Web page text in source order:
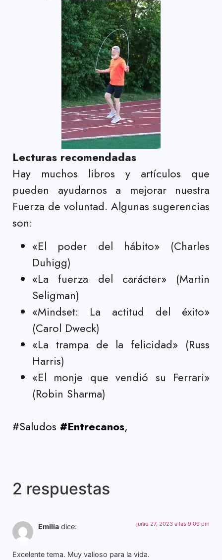
Lecturas recomendadas
Hay muchos libros y artículos que
pueden ayudarnos a mejorar nuestra
Fuerza de voluntad. Algunas sugerencias
son:
«El poder del hábito» (Charles
Duhigg)
«La fuerza del carácter» (Martin
Seligman)
«Mindset: La actitud del éxito»
(Carol Dweck)
«La trampa de la felicidad» (Russ
Harris)
«El monje que vendió su Ferrari»
(Robin Sharma)
#Saludos #Entrecanos,
2 respuestas
Emilia dice: junio 27, 2023 a las 9:09 pm
Excelente tema. Muy valioso para la vida.